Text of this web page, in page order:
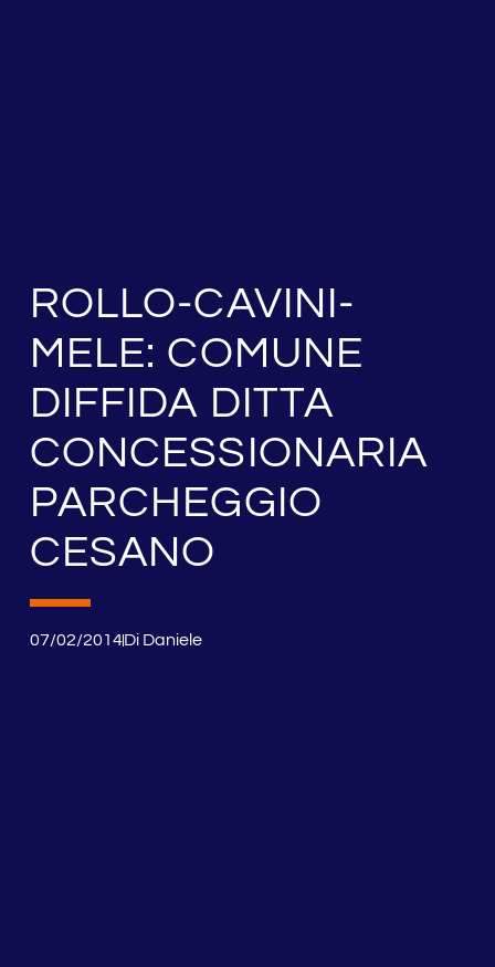
ROLLO-CAVINI-
MELE: COMUNE
DIFFIDA DITTA
CONCESSIONARIA
PARCHEGGIO
CESANO
07/02/2014DiDaniele